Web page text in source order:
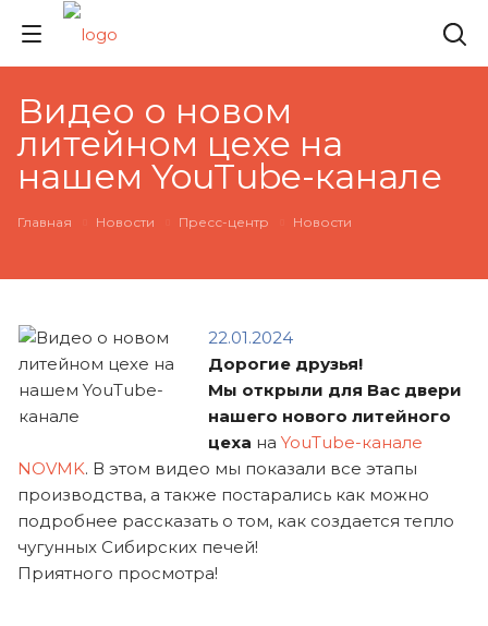
Видео о новом
литейном цехе на
нашем YouTube-канале
Главная Новости Пресс-центр Новости
22.01.2024
Дорогие друзья!
Мы открыли для Вас двери
нашего нового литейного
цеха наYouTube-канале
NOVMK. В этом видео мы показали все этапы
производства, а также постарались как можно
подробнее рассказать о том, как создается тепло
чугунных Сибирских печей!
Приятного просмотра!